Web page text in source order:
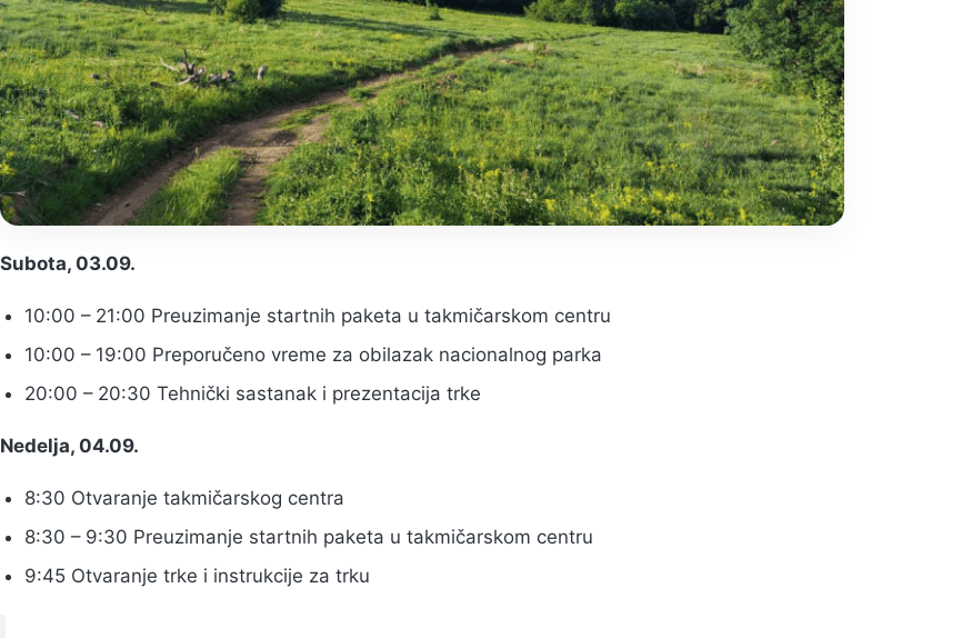
Subota, 03.09.
10:00 – 21:00 Preuzimanje startnih paketa u takmičarskom centru
10:00 – 19:00 Preporučeno vreme za obilazak nacionalnog parka
20:00 – 20:30 Tehnički sastanak i prezentacija trke
Nedelja, 04.09.
8:30 Otvaranje takmičarskog centra
8:30 – 9:30 Preuzimanje startnih paketa u takmičarskom centru
9:45 Otvaranje trke i instrukcije za trku